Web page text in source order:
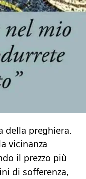
della preghiera,
vicinanza
il prezzo più
di sofferenza,